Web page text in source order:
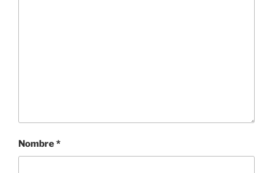
Nombre*